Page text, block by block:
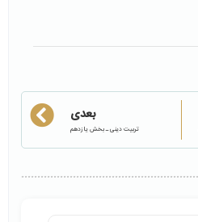
بعدی
تربیت دینی ـ بخش یازدهم